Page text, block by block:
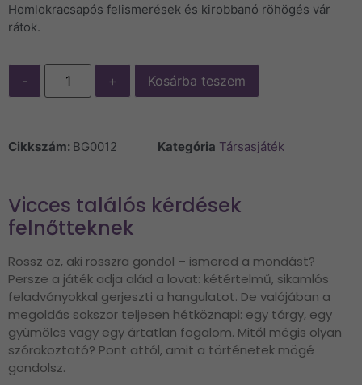
Homlokracsapós felismerések és kirobbanó röhögés vár
rátok.
- + Kosárba teszem
Cikkszám: BG0012 Kategória Társasjáték
Vicces találós kérdések
felnőtteknek
Rossz az, aki rosszra gondol – ismered a mondást?
Persze a játék adja alád a lovat: kétértelmű, sikamlós
feladványokkal gerjeszti a hangulatot. De valójában a
megoldás sokszor teljesen hétköznapi: egy tárgy, egy
gyümölcs vagy egy ártatlan fogalom. Mitől mégis olyan
szórakoztató? Pont attól, amit a történetek mögé
gondolsz.